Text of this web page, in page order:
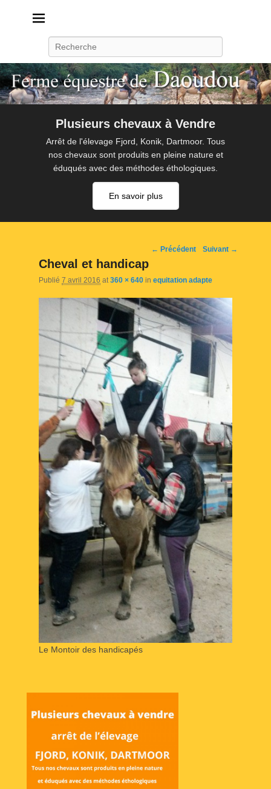
Plusieurs chevaux à Vendre
Arrêt de l'élevage Fjord, Konik, Dartmoor. Tous
nos chevaux sont produits en pleine nature et
éduqués avec des méthodes éthologiques.
En savoir plus
Navigation
← Précédent Suivant →
Cheval et handicap
Publié 7 avril 2016 at 360 × 640 in equitation adapte
Le Montoir des handicapés